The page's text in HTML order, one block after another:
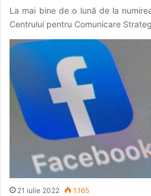
La mai bine de o lună de la
Centrului pentru Comunicare
21 iulie 2022 1.165